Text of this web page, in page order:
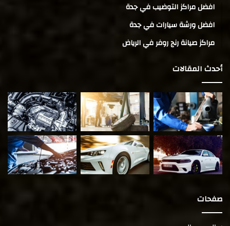
افضل مراكز التوضيب في جدة
افضل ورشة سيارات في جدة
مراكز صيانة رنج روفر في الرياض
أحدث المقالات
صفحات